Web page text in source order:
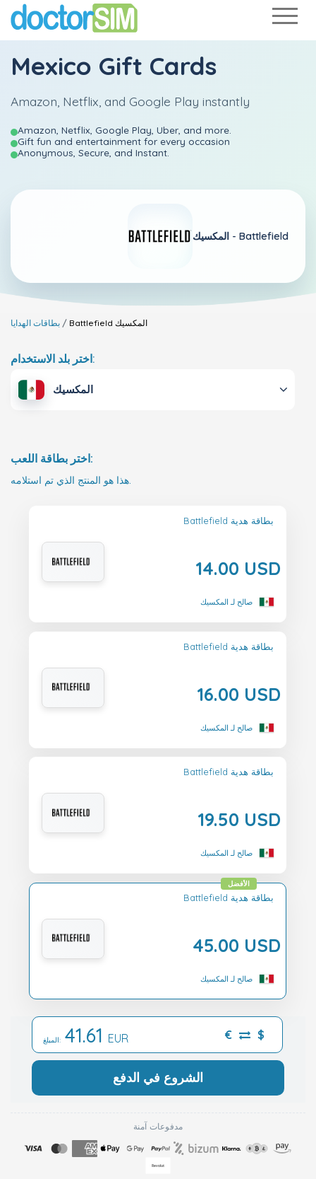
Mexico Gift Cards
Amazon, Netflix, and Google Play instantly
Amazon, Netflix, Google Play, Uber, and more.
Gift fun and entertainment for every occasion
Anonymous, Secure, and Instant.
المكسيك - Battlefield
بطاقات الهدايا Battlefield المكسيك
اختر بلد الاستخدام:
المكسيك
اختر بطاقة اللعب:
هذا هو المنتج الذي تم استلامه.
Battlefield بطاقة هدية
14.00 USD
صالح لـ المكسيك
Battlefield بطاقة هدية
16.00 USD
صالح لـ المكسيك
Battlefield بطاقة هدية
19.50 USD
صالح لـ المكسيك
Battlefield بطاقة هدية
45.00 USD
الأفضل
صالح لـ المكسيك
المبلغ: 41.61 EUR € $
الشروع في الدفع
مدفوعات آمنة